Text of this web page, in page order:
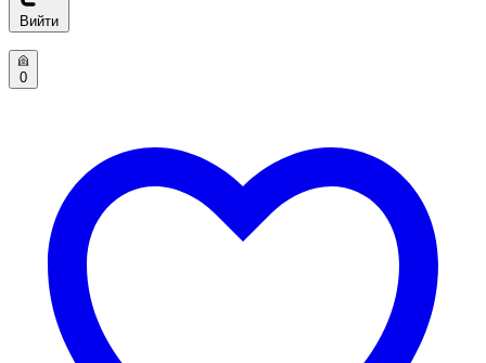
Вийти
0